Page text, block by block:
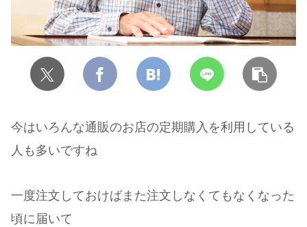
今はいろんな通販のお店の定期購入を利用している
人も多いですね
一度注文しておけばまた注文しなくてもなくなった
頃に届いて